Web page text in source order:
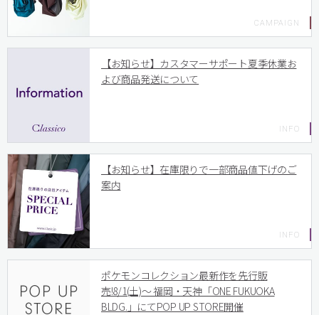
【お知らせ】カスタマーサポート夏季休業お
よび商品発送について
【お知らせ】在庫限りで一部商品値下げのご
案内
ポケモンコレクション最新作を先行販
売!8/1(土)〜 福岡・天神「ONE FUKUOKA
BLDG.」にてPOP UP STORE開催